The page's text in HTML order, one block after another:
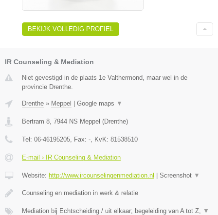
BEKIJK VOLLEDIG PROFIEL
IR Counseling & Mediation
Niet gevestigd in de plaats 1e Valthermond, maar wel in de
provincie Drenthe.
Drenthe » Meppel Google maps ▼
Bertram 8 7944 NS Meppel (Drenthe)
Tel: 06-46195205 , Fax: - , KvK: 81538510
E-mail › IR Counseling & Mediation
Website: http://www.ircounselingenmediation.nl Screenshot ▼
Counseling en mediation in werk & relatie
Mediation bij Echtscheiding / uit elkaar; begeleiding van A tot Z, ▼